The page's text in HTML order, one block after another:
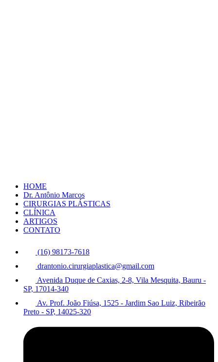
HOME
Dr. Antônio Marcos
CIRURGIAS PLÁSTICAS
CLÍNICA
ARTIGOS
CONTATO
(16) 98173-7618
drantonio.cirurgiaplastica@gmail.com
Avenida Duque de Caxias, 2-8, Vila Mesquita, Bauru -
SP, 17014-340
Av. Prof. João Fiúsa, 1525 - Jardim Sao Luiz, Ribeirão
Preto - SP, 14025-320